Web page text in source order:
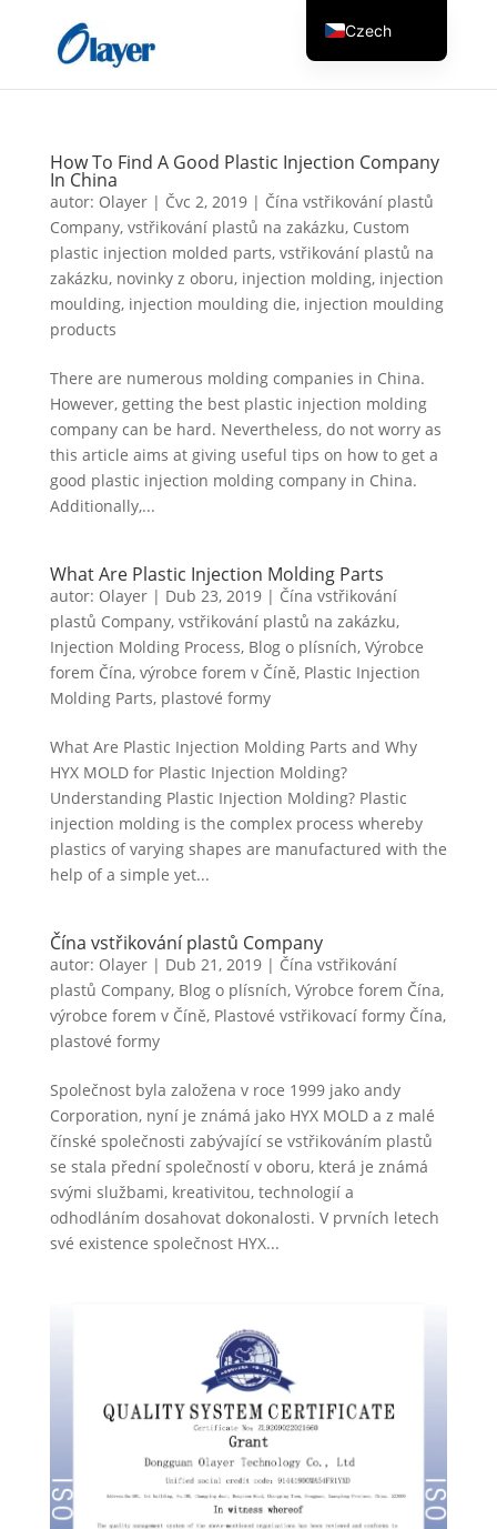
How To Find A Good Plastic Injection Company
In China
autor: Olayer| Čvc 2, 2019| Čína vstřikování plastů
Company, vstřikování plastů na zakázku, Custom
plastic injection molded parts, vstřikování plastů na
zakázku, novinky z oboru, injection molding, injection
moulding, injection moulding die, injection moulding
products
There are numerous molding companies in China.
However, getting the best plastic injection molding
company can be hard. Nevertheless, do not worry as
this article aims at giving useful tips on how to get a
good plastic injection molding company in China.
Additionally,...
What Are Plastic Injection Molding Parts
autor: Olayer| Dub 23, 2019| Čína vstřikování
plastů Company, vstřikování plastů na zakázku,
Injection Molding Process, Blog o plísních, Výrobce
forem Čína, výrobce forem v Číně, Plastic Injection
Molding Parts, plastové formy
What Are Plastic Injection Molding Parts and Why
HYX MOLD for Plastic Injection Molding?
Understanding Plastic Injection Molding? Plastic
injection molding is the complex process whereby
plastics of varying shapes are manufactured with the
help of a simple yet...
Čína vstřikování plastů Company
autor: Olayer| Dub 21, 2019| Čína vstřikování
plastů Company, Blog o plísních, Výrobce forem Čína,
výrobce forem v Číně, Plastové vstřikovací formy Čína,
plastové formy
Společnost byla založena v roce 1999 jako andy
Corporation, nyní je známá jako HYX MOLD a z malé
čínské společnosti zabývající se vstřikováním plastů
se stala přední společností v oboru, která je známá
svými službami, kreativitou, technologií a
odhodláním dosahovat dokonalosti. V prvních letech
své existence společnost HYX...
Czech
English
Spanish
Italian
Finnish
Dutch
Turkish
Russian